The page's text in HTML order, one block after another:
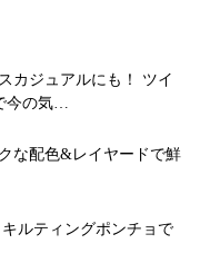
カジュアルにも！ ツイ
今の気…
な配色&レイヤードで鮮
ルティングポンチョで